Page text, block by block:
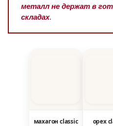
металл не держат в
складах.
махагон classic орех